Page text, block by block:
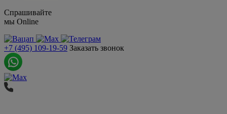
Спрашивайте
мы Online
+7 (495) 109-19-59 Заказать звонок